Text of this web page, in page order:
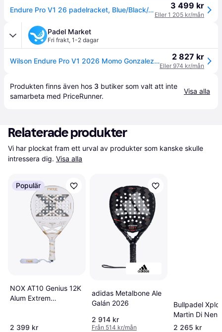
Endure Pro V1 26 padelracket, Blue/Black/, Unisex, 2 3 499 kr
Eller 1 205 kr/mån
Padel Market
Fri frakt, 1-2 dagar
Wilson Endure Pro V1 2026 Momo Gonzalez (Racket) 2 827 kr
Eller 974 kr/mån
Produkten finns även hos 3 butiker som valt att inte
samarbeta med PriceRunner.
Visa alla
Relaterade produkter
Vi har plockat fram ett urval av produkter som kanske skulle
intressera dig. Visa alla
Populär
NOX AT10 Genius 12K
Alum Extrem
2 399 kr
adidas Metalbone Ale
Galán 2026
2 914 kr
Från 514 kr/mån
Bullpadel Xplo
Martin Di
Racket
2 265 kr